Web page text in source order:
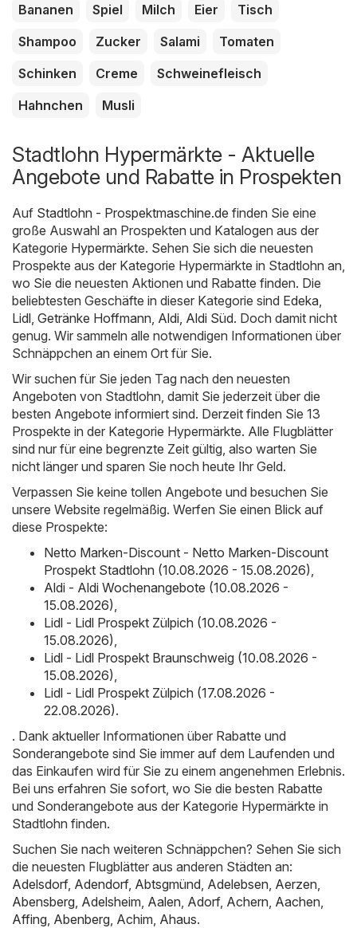
Bananen
Spiel Milch Eier
Tisch
Shampoo
Zucker Salami
Tomaten
Schinken
Creme
Schweinefleisch
Hahnchen
Musli
Stadtlohn Hypermärkte - Aktuelle
Angebote und Rabatte in Prospekten
Auf Stadtlohn - Prospektmaschine.de finden Sie eine
große Auswahl an Prospekten und Katalogen aus der
Kategorie Hypermärkte. Sehen Sie sich die neuesten
Prospekte aus der Kategorie Hypermärkte in Stadtlohn an,
wo Sie die neuesten Aktionen und Rabatte finden. Die
beliebtesten Geschäfte in dieser Kategorie sind Edeka
Lidl Getränke Hoffmann Aldi Aldi Süd. Doch damit nicht
genug. Wir sammeln alle notwendigen Informationen über
Schnäppchen an einem Ort für Sie.
Wir suchen für Sie jeden Tag nach den neuesten
Angeboten von Stadtlohn, damit Sie jederzeit über die
besten Angebote informiert sind. Derzeit finden Sie 13
Prospekte in der Kategorie Hypermärkte. Alle Flugblätter
sind nur für eine begrenzte Zeit gültig, also warten Sie
nicht länger und sparen Sie noch heute Ihr Geld.
Verpassen Sie keine tollen Angebote und besuchen Sie
unsere Website regelmäßig. Werfen Sie einen Blick auf
diese Prospekte:
Netto Marken-Discount - Netto Marken-Discount
Prospekt Stadtlohn (10.08.2026 - 15.08.2026)
Aldi - Aldi Wochenangebote (10.08.2026 -
15.08.2026)
Lidl - Lidl Prospekt Zülpich (10.08.2026 -
15.08.2026)
Lidl - Lidl Prospekt Braunschweig (10.08.2026 -
15.08.2026)
Lidl - Lidl Prospekt Zülpich (17.08.2026 -
22.08.2026).
. Dank aktueller Informationen über Rabatte und
Sonderangebote sind Sie immer auf dem Laufenden und
das Einkaufen wird für Sie zu einem angenehmen Erlebnis.
Bei uns erfahren Sie sofort, wo Sie die besten Rabatte
und Sonderangebote aus der Kategorie Hypermärkte in
Stadtlohn finden.
Suchen Sie nach weiteren Schnäppchen? Sehen Sie sich
die neuesten Flugblätter aus anderen Städten an:
Adelsdorf, Adendorf, Abtsgmünd Adelebsen Aerzen
Abensberg Adelsheim Aalen Adorf, Achern Aachen
Affing Abenberg Achim Ahaus.